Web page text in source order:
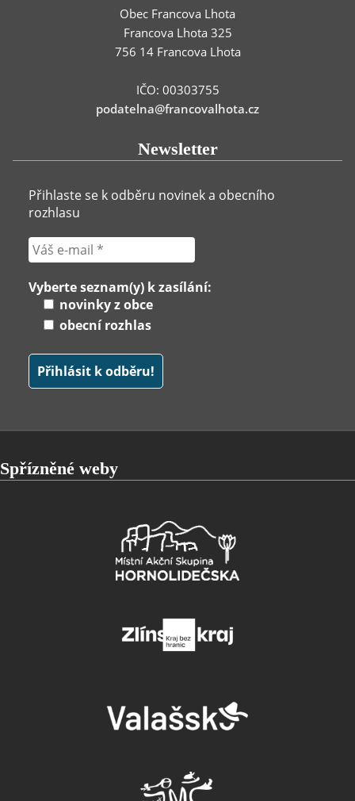
Obec Francova Lhota
Francova Lhota 325
756 14 Francova Lhota
IČO: 00303755
podatelna@francovalhota.cz
Newsletter
Přihlaste se k odběru novinek a obecního
rozhlasu
Vyberte seznam(y) k zasílání:
novinky z obce
obecní rozhlas
Spřízněné weby